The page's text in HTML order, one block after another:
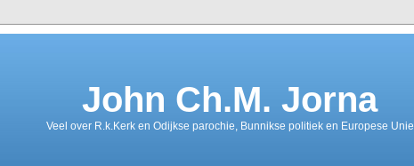
John Ch.M. Jorna
Veel over R.k.Kerk en Odijkse parochie, Bunnikse politiek en Europese Unie